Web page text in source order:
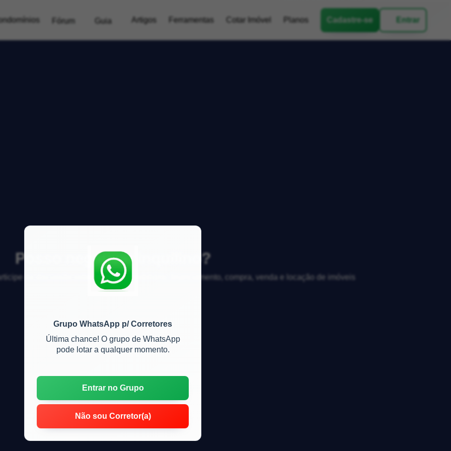
Fórum Guia Artigos Ferramentas Cotar Imóvel Planos Cadastre-se Entrar
Grupo WhatsApp p/ Corretores
Última chance! O grupo de WhatsApp
pode lotar a qualquer momento.
Entrar no Grupo
Não sou Corretor(a)
Posso negativar inquilino?
da discussão sobre mercado imobiliário, financiamento, compra, venda e locação de imóveis